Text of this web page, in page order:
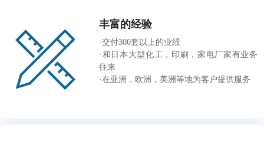
压力和温度，如果发生异常，设备将自动冷却后
安全停止。
丰富的经验
·交付300套以上的业绩
·和日本大型化工，印刷，家电厂家有业务
往来
·在亚洲，欧洲，美洲等地为客户提供服务